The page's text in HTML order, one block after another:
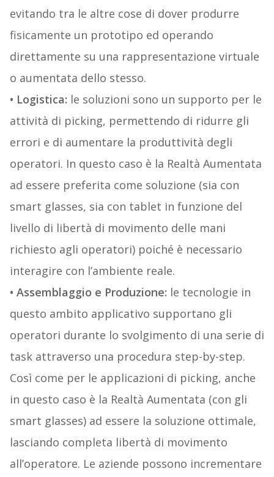
evitando tra le altre cose di dover produrre
fisicamente un prototipo ed operando
direttamente su una rappresentazione virtuale
o aumentata dello stesso.
• Logistica: le soluzioni sono un supporto per le
attività di picking, permettendo di ridurre gli
errori e di aumentare la produttività degli
operatori. In questo caso è la Realtà Aumentata
ad essere preferita come soluzione (sia con
smart glasses, sia con tablet in funzione del
livello di libertà di movimento delle mani
richiesto agli operatori) poiché è necessario
interagire con l’ambiente reale.
• Assemblaggio e Produzione: le tecnologie in
questo ambito applicativo supportano gli
operatori durante lo svolgimento di una serie di
task attraverso una procedura step-by-step.
Così come per le applicazioni di picking, anche
in questo caso è la Realtà Aumentata (con gli
smart glasses) ad essere la soluzione ottimale,
lasciando completa libertà di movimento
all’operatore. Le aziende possono incrementare